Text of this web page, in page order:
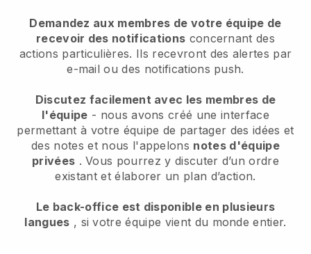
Demandez aux membres de votre équipe de
recevoir des notifications concernant des
actions particulières. Ils recevront des alertes par
e-mail ou des notifications push.
Discutez facilement avec les membres de
l'équipe - nous avons créé une interface
permettant à votre équipe de partager des idées et
des notes et nous l'appelons notes d'équipe
privées . Vous pourrez y discuter d’un ordre
existant et élaborer un plan d’action.
Le back-office est disponible en plusieurs
langues , si votre équipe vient du monde entier.